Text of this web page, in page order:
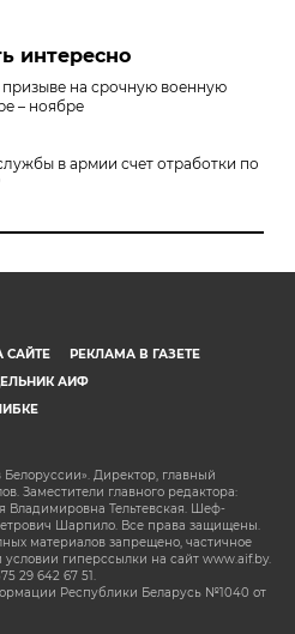
интересно
на срочную военную
– ноябре
в армии счет отработки по
САЙТЕ
РЕКЛАМА В ГАЗЕТЕ
АИФ
Директор, главный
Заместители главного редактора:
Тельтевская. Шеф-
Шарпило. Все права защищены.
материалов запрещено, частичное
гиперссылки на сайт www.aif.by.
29 642 67 51.
Республики Беларусь №1040 от